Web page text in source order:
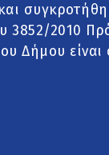
3852/2010
Δήμου είναι